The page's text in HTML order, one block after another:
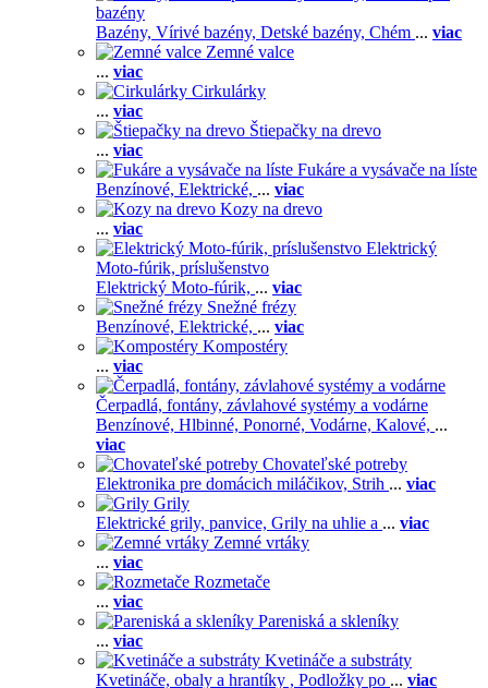
bazény
Bazény, Vírivé bazény, Detské bazény, Chém ... viac
Zemné valce
... viac
Cirkulárky
... viac
Štiepačky na drevo
... viac
Fukáre a vysávače na líste
Benzínové, Elektrické, ... viac
Kozy na drevo
... viac
Elektrický
Moto-fúrik, príslušenstvo
Elektrický Moto-fúrik, ... viac
Snežné frézy
Benzínové, Elektrické, ... viac
Kompostéry
... viac
Čerpadlá, fontány, závlahové systémy a vodárne
Benzínové, Hlbinné, Ponorné, Vodárne, Kalové, ...
viac
Chovateľské potreby
Elektronika pre domácich miláčikov, Strih ... viac
Grily
Elektrické grily, panvice, Grily na uhlie a ... viac
Zemné vrtáky
... viac
Rozmetače
... viac
Pareniská a skleníky
... viac
Kvetináče a substráty
Kvetináče, obaly a hrantíky , Podložky po ... viac